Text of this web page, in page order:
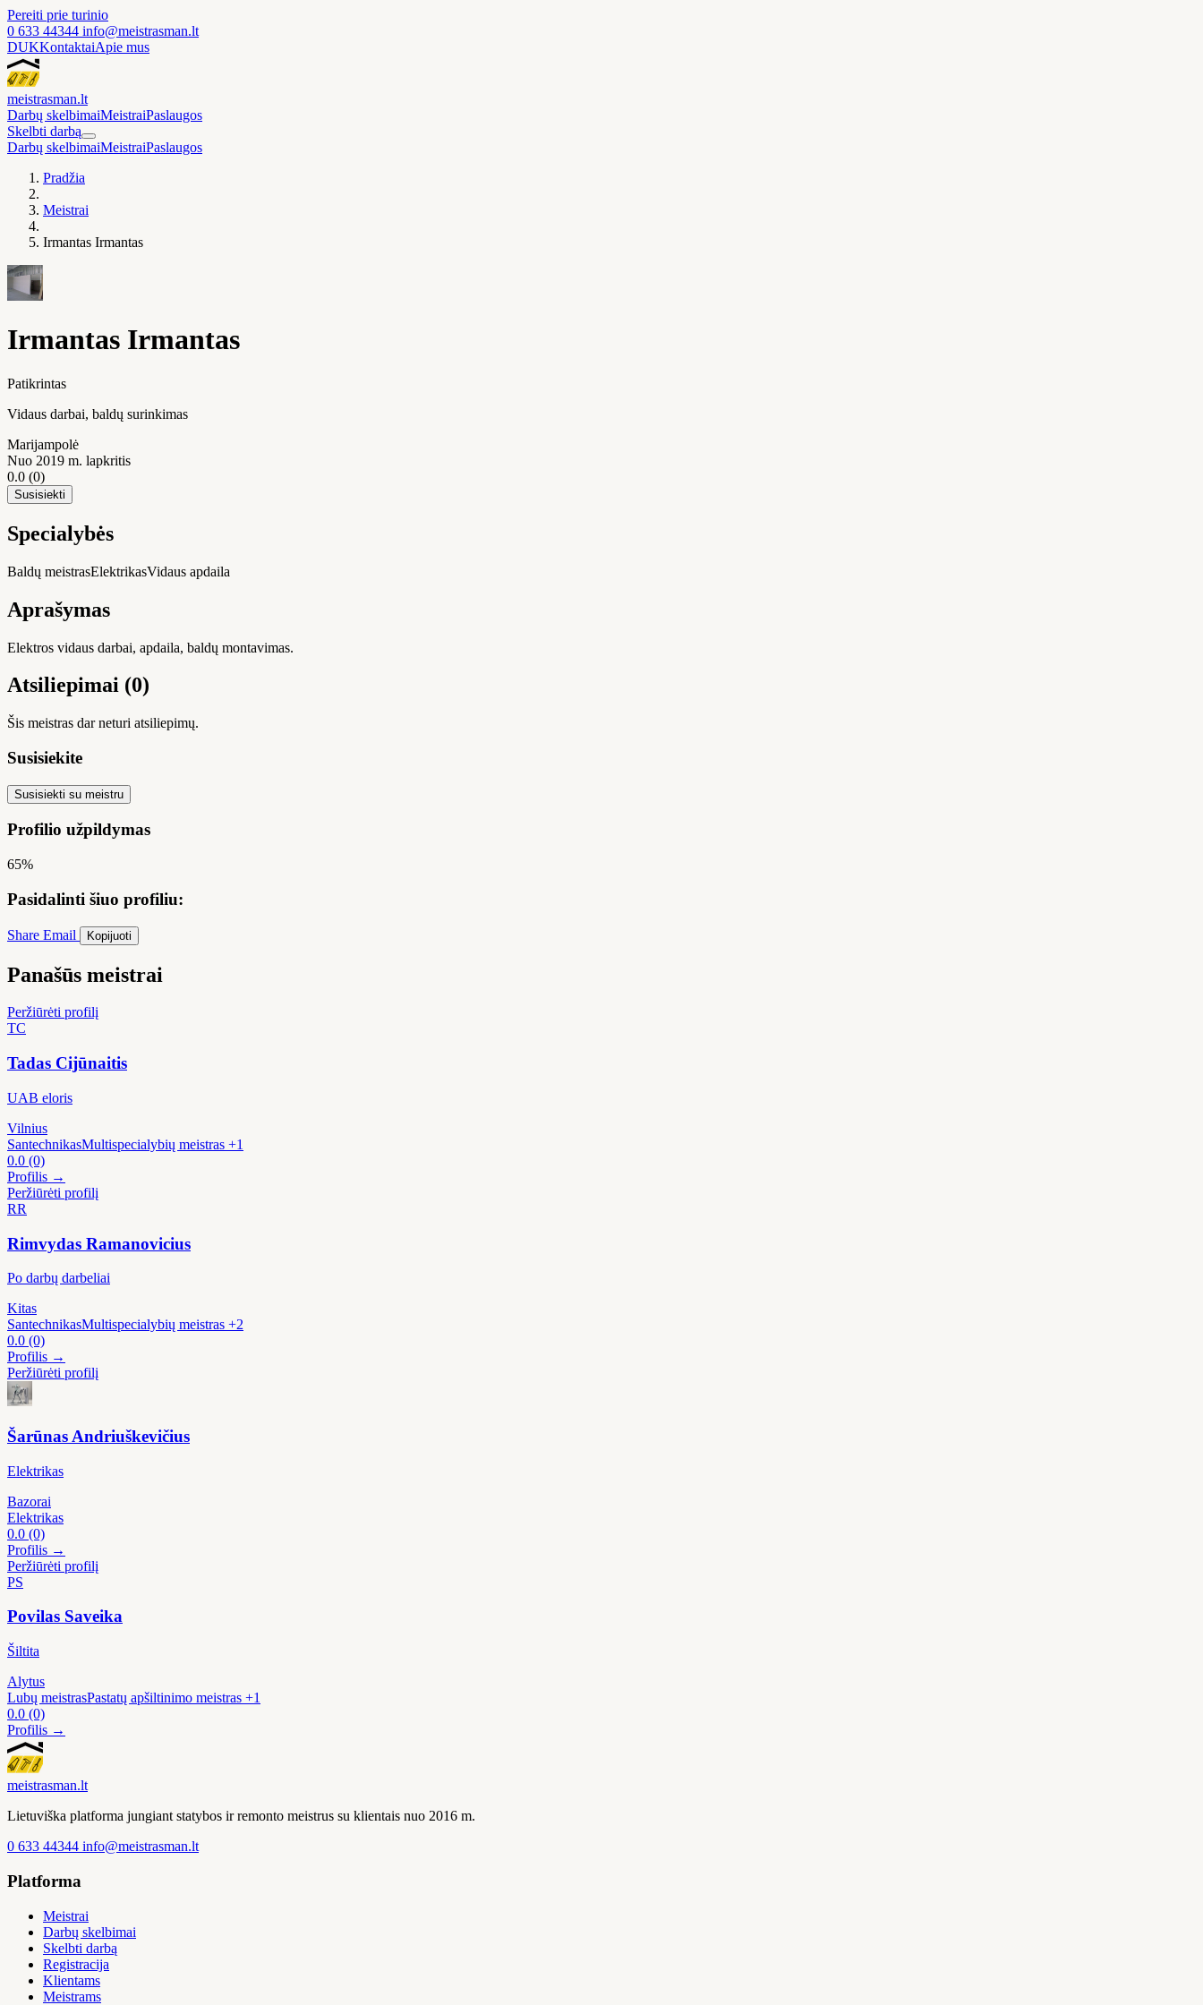
Pereiti prie turinio
0 633 44344 info@meistrasman.lt
DUKKontaktaiApie mus
meistrasman.lt
Darbų skelbimaiMeistraiPaslaugos
Skelbti darbą
Darbų skelbimaiMeistraiPaslaugos
Pradžia
Meistrai
Irmantas Irmantas
Irmantas Irmantas
Patikrintas
Vidaus darbai, baldų surinkimas
Marijampolė
Nuo 2019 m. lapkritis
0.0 (0)
Susisiekti
Specialybės
Baldų meistrasElektrikasVidaus apdaila
Aprašymas
Elektros vidaus darbai, apdaila, baldų montavimas.
Atsiliepimai (0)
Šis meistras dar neturi atsiliepimų.
Susisiekite
Susisiekti su meistru
Profilio užpildymas
65%
Pasidalinti šiuo profiliu:
Share Email Kopijuoti
Panašūs meistrai
Peržiūrėti profilį
TC
Tadas Cijūnaitis
UAB eloris
Vilnius
SantechnikasMultispecialybių meistras +1
0.0 (0)
Profilis →
Peržiūrėti profilį
RR
Rimvydas Ramanovicius
Po darbų darbeliai
Kitas
SantechnikasMultispecialybių meistras +2
0.0 (0)
Profilis →
Peržiūrėti profilį
Šarūnas Andriuškevičius
Elektrikas
Bazorai
Elektrikas
0.0 (0)
Profilis →
Peržiūrėti profilį
PS
Povilas Saveika
Šiltita
Alytus
Lubų meistrasPastatų apšiltinimo meistras +1
0.0 (0)
Profilis →
meistrasman.lt
Lietuviška platforma jungiant statybos ir remonto meistrus su klientais nuo 2016 m.
0 633 44344 info@meistrasman.lt
Platforma
Meistrai
Darbų skelbimai
Skelbti darbą
Registracija
Klientams
Meistrams